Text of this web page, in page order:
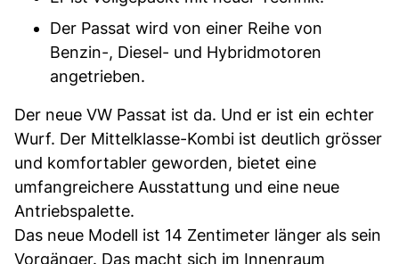
Der Passat wird von einer Reihe von
Benzin-, Diesel- und Hybridmotoren
angetrieben.
Der neue VW Passat ist da. Und er ist ein echter
Wurf. Der Mittelklasse-Kombi ist deutlich grösser
und komfortabler geworden, bietet eine
umfangreichere Ausstattung und eine neue
Antriebspalette.
Das neue Modell ist 14 Zentimeter länger als sein
Vorgänger. Das macht sich im Innenraum